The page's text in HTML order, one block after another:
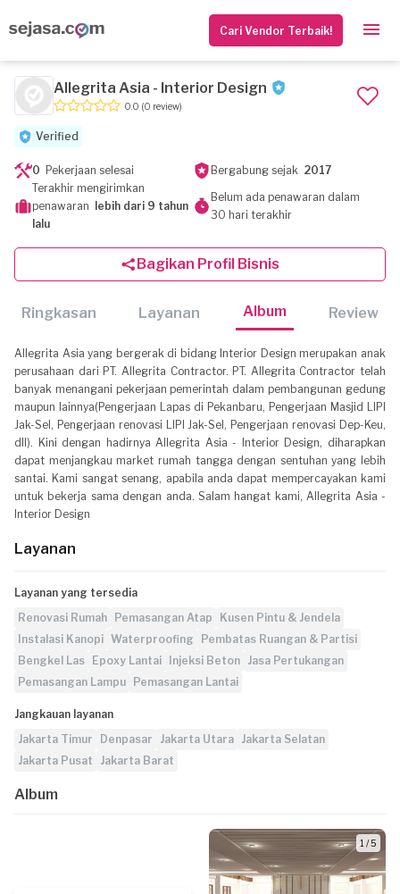
Cari Vendor Terbaik!
Allegrita Asia - Interior Design
0.0 (0 review)
Verified
0 Pekerjaan selesai Bergabung sejak 2017
Terakhir mengirimkan
penawaran
lebih dari 9 tahun
lalu
Belum ada penawaran dalam
30 hari terakhir
Bagikan Profil Bisnis
Ringkasan Layanan Album Review
Allegrita Asia yang bergerak di bidang Interior Design merupakan anak
perusahaan dari PT. Allegrita Contractor. PT. Allegrita Contractor telah
banyak menangani pekerjaan pemerintah dalam pembangunan gedung
maupun lainnya(Pengerjaan Lapas di Pekanbaru, Pengerjaan Masjid LIPI
Jak-Sel, Pengerjaan renovasi LIPI Jak-Sel, Pengerjaan renovasi Dep-Keu,
dll). Kini dengan hadirnya Allegrita Asia - Interior Design, diharapkan
dapat menjangkau market rumah tangga dengan sentuhan yang lebih
santai. Kami sangat senang, apabila anda dapat mempercayakan kami
untuk bekerja sama dengan anda. Salam hangat kami, Allegrita Asia -
Interior Design
Layanan
Layanan yang tersedia
Renovasi Rumah
Pemasangan Atap
Kusen Pintu & Jendela
Instalasi Kanopi Waterproofing
Pembatas Ruangan & Partisi
Bengkel Las
Epoxy Lantai Injeksi Beton Jasa Pertukangan
Pemasangan Lampu
Pemasangan Lantai
Jangkauan layanan
Jakarta Timur
Denpasar Jakarta Utara Jakarta Selatan
Jakarta Pusat
Jakarta Barat
Album
1 / 5